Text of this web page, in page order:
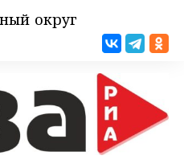
округ